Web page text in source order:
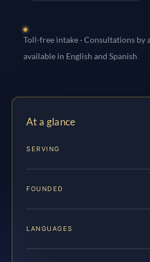
Toll-free intake · Consultations by
available in English and Spanish
At a glance
SERVING
FOUNDED
LANGUAGES